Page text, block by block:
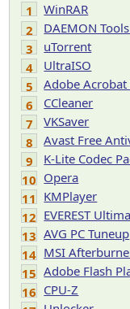
1
WinRAR
2
DAEMON
3
uTorrent
4
UltraISO
5
Adobe Acrobat
6
CCleaner
7
VKSaver
8
Avast Free
9
K-Lite Codec
10 Opera
11 KMPlayer
12 EVEREST
13 AVG PC Tuneup
14 MSI
15 Adobe Flash
16 CPU-Z